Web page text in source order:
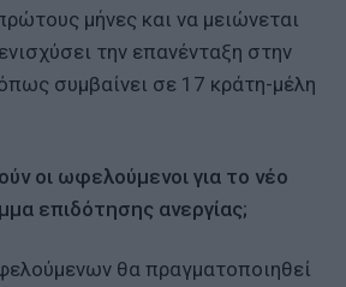
μήνες και να μειώνεται
την επανένταξη στην
συμβαίνει σε 17 κράτη-μέλη
οι ωφελούμενοι για το νέο
επιδότησης ανεργίας;
θα πραγματοποιηθεί